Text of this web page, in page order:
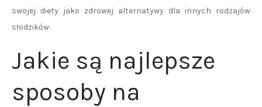
swojej diety jako zdrowej alternatywy dla innych rodzajów
słodzików.
Jakie są najlepsze
sposoby na